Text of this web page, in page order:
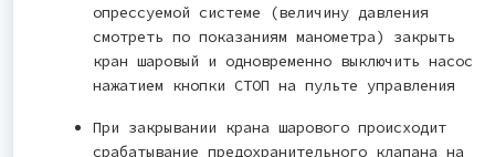
опрессуемой системе (величину давления
смотреть по показаниям манометра) закрыть
кран шаровый и одновременно выключить насос
нажатием кнопки СТОП на пульте управления
При закрывании крана шарового происходит
срабатывание предохранительного клапана на